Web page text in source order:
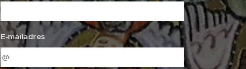
E-mailadres